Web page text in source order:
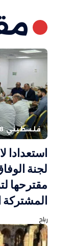
فلسطيني 48
استعدادا
لجنة
مقترحها
المشتركة
رباح